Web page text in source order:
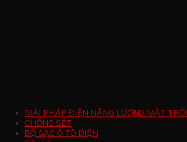
GIẢI PHÁP ĐIỆN NĂNG LƯỢNG MẶT TRỜI
CHỐNG SÉT
BỘ SẠC Ô TÔ ĐIỆN